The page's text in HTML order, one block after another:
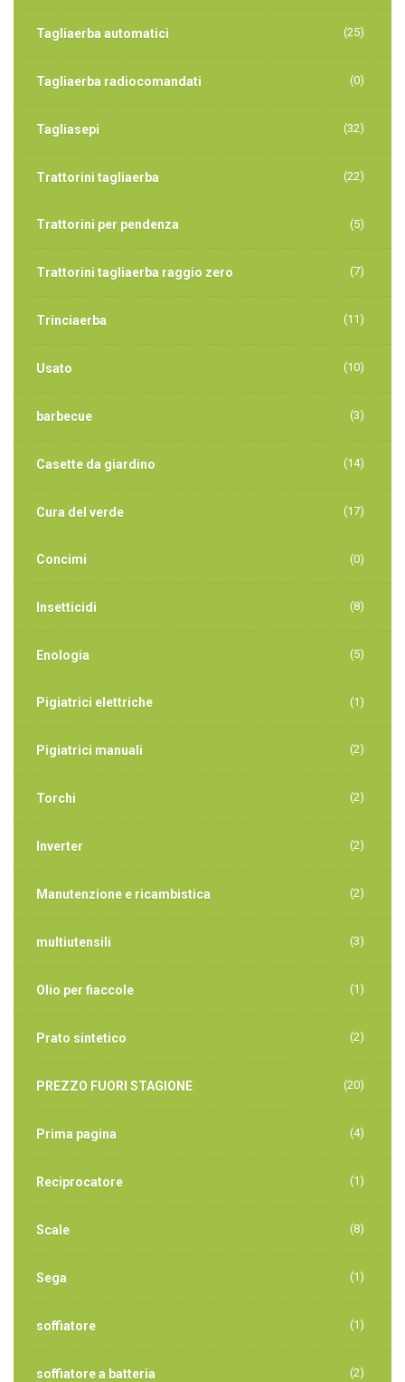
Tagliaerba automatici (25)
Tagliaerba radiocomandati (0)
Tagliasepi (32)
Trattorini tagliaerba (22)
Trattorini per pendenza (5)
Trattorini tagliaerba raggio zero (7)
Trinciaerba (11)
Usato (10)
barbecue (3)
Casette da giardino (14)
Cura del verde (17)
Concimi (0)
Insetticidi (8)
Enologia (5)
Pigiatrici elettriche (1)
Pigiatrici manuali (2)
Torchi (2)
Inverter (2)
Manutenzione e ricambistica (2)
multiutensili (3)
Olio per fiaccole (1)
Prato sintetico (2)
PREZZO FUORI STAGIONE (20)
Prima pagina (4)
Reciprocatore (1)
Scale (8)
Sega (1)
soffiatore (1)
soffiatore a batteria (2)